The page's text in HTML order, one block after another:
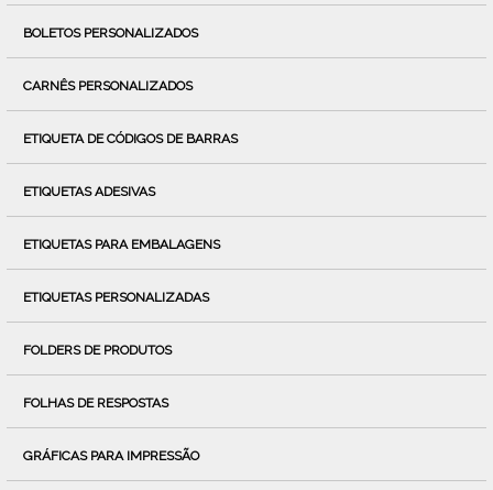
BOLETOS PERSONALIZADOS
CARNÊS PERSONALIZADOS
ETIQUETA DE CÓDIGOS DE BARRAS
ETIQUETAS ADESIVAS
ETIQUETAS PARA EMBALAGENS
ETIQUETAS PERSONALIZADAS
FOLDERS DE PRODUTOS
FOLHAS DE RESPOSTAS
GRÁFICAS PARA IMPRESSÃO